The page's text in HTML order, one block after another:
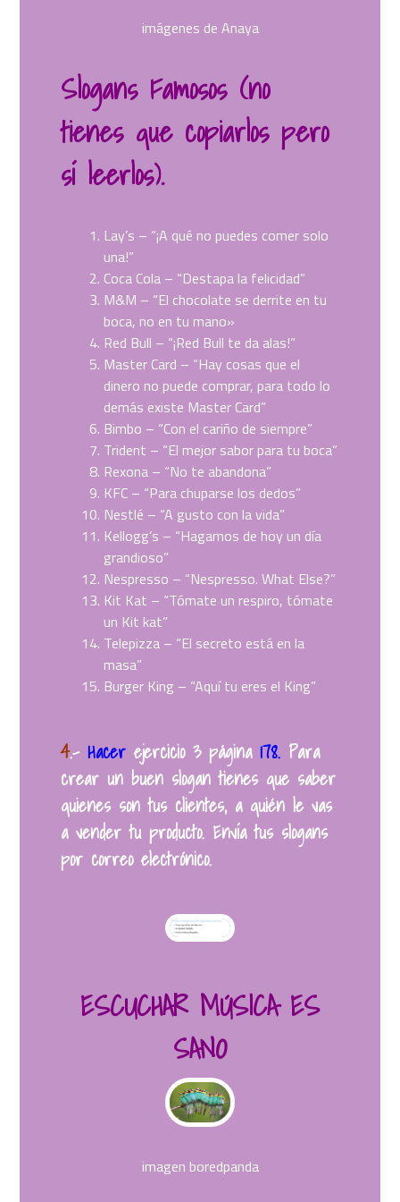
imágenes de Anaya
Slogans Famosos (no
tienes que copiarlos pero
sí leerlos).
Lay’s – “¡A qué no puedes comer solo
una!”
Coca Cola – “Destapa la felicidad”
M&M – “El chocolate se derrite en tu
boca, no en tu mano»
Red Bull – “¡Red Bull te da alas!”
Master Card – “Hay cosas que el
dinero no puede comprar, para todo lo
demás existe Master Card”
Bimbo – “Con el cariño de siempre”
Trident – “El mejor sabor para tu boca”
Rexona – “No te abandona”
KFC – “Para chuparse los dedos”
Nestlé – “A gusto con la vida”
Kellogg’s – “Hagamos de hoy un día
grandioso”
Nespresso – “Nespresso. What Else?”
Kit Kat – “Tómate un respiro, tómate
un Kit kat”
Telepizza – “El secreto está en la
masa”
Burger King – “Aquí tu eres el King”
4.–Hacerejercicio 3 página 178. Para
crear un buen slogan tienes que saber
quienes son tus clientes, a quién le vas
a vender tu producto. Envía tus slogans
por correo electrónico.
ESCUCHAR MÚSICA ES
SANO
imagen boredpanda